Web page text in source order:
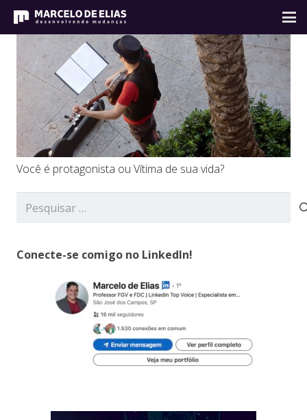
Você é protagonista ou Vítima de sua vida?
Pesquisar
Conecte-se comigo no LinkedIn!